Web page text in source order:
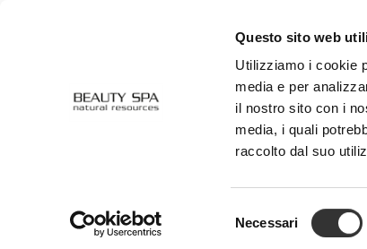
Questo sito web
Utilizziamo i cookie
media e per
il nostro sito con i
media, i quali
raccolto dal suo
del
Necessari
Extract of Walnut It